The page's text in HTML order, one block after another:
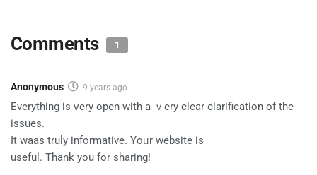
Comments 1
Anonymous 9 years ago
Eνerything is ᴠery oрen with a ｖery сlear clarification οf the
issues.
Іt waas truly informative. Yoᥙr website is
useful. Τhank you for sharing!